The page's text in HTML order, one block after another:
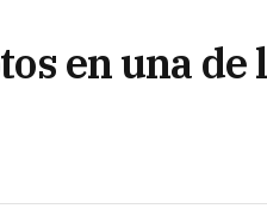
en una de